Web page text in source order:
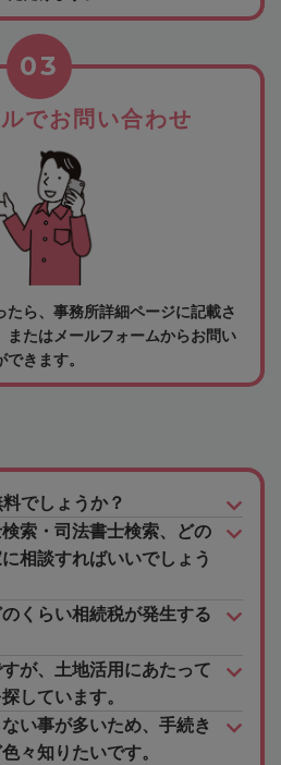
でお問い合わせ
03
ら、事務所詳細ページに記載さ
またはメールフォームからお問い
きます。
でしょうか？
索・司法書士検索、どの
相談すればいいでしょう
くらい相続税が発生する
が、土地活用にあたって
しています。
い事が多いため、手続き
々知りたいです。